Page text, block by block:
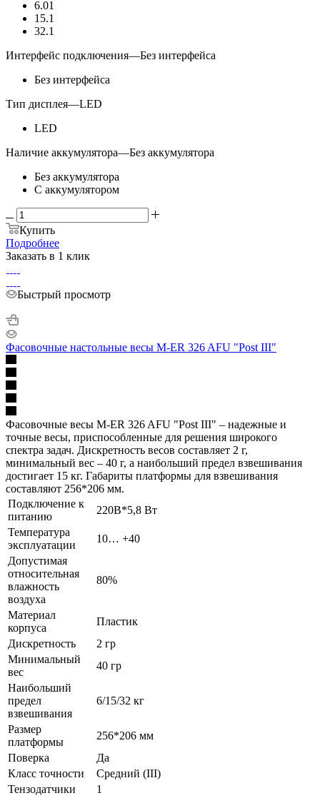
6.01
15.1
32.1
Интерфейс подключения—Без интерфейса
Без интерфейса
Тип дисплея—LED
LED
Наличие аккумулятора—Без аккумулятора
Без аккумулятора
С аккумулятором
Купить
Подробнее
Заказать в 1 клик
Быстрый просмотр
Фасовочные настольные весы M-ER 326 AFU "Post III"
Фасовочные весы M-ER 326 AFU "Post III" – надежные и
точные весы, приспособленные для решения широкого
спектра задач. Дискретность весов составляет 2 г,
минимальный вес – 40 г, а наибольший предел взвешивания
достигает 15 кг. Габариты платформы для взвешивания
составляют 256*206 мм.
Подключение к
питанию
220В*5,8 Вт
Температура
эксплуатации
10… +40
Допустимая
относительная
влажность
воздуха
80%
Материал
корпуса
Пластик
Дискретность
2 гр
Минимальный
вес
40 гр
Наибольший
предел
взвешивания
6/15/32 кг
Размер
платформы
256*206 мм
Поверка
Да
Класс точности
Средний (III)
Тензодатчики
1